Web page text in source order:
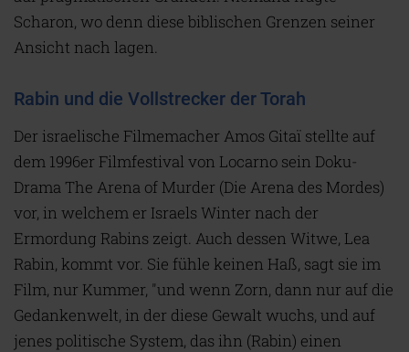
Scharon, wo denn diese biblischen Grenzen seiner
Ansicht nach lagen.
Rabin und die Vollstrecker der Torah
Der israelische Filmemacher Amos Gitaï stellte auf
dem 1996er Filmfestival von Locarno sein Doku-
Drama The Arena of Murder (Die Arena des Mordes)
vor, in welchem er Israels Winter nach der
Ermordung Rabins zeigt. Auch dessen Witwe, Lea
Rabin, kommt vor. Sie fühle keinen Haß, sagt sie im
Film, nur Kummer, "und wenn Zorn, dann nur auf die
Gedankenwelt, in der diese Gewalt wuchs, und auf
jenes politische System, das ihn (Rabin) einen